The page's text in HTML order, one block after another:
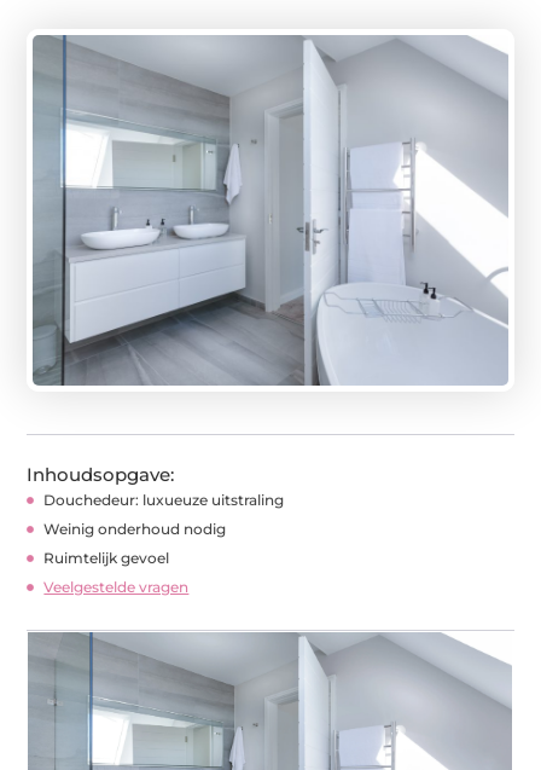
Inhoudsopgave:
Douchedeur: luxueuze uitstraling
Weinig onderhoud nodig
Ruimtelijk gevoel
Veelgestelde vragen